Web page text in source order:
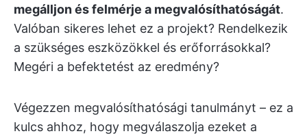
megálljon és felmérje a megvalósíthatóságát.
Valóban sikeres lehet ez a projekt? Rendelkezik
a szükséges eszközökkel és erőforrásokkal?
Megéri a befektetést az eredmény?
Végezzen megvalósíthatósági tanulmányt – ez a
kulcs ahhoz, hogy megválaszolja ezeket a